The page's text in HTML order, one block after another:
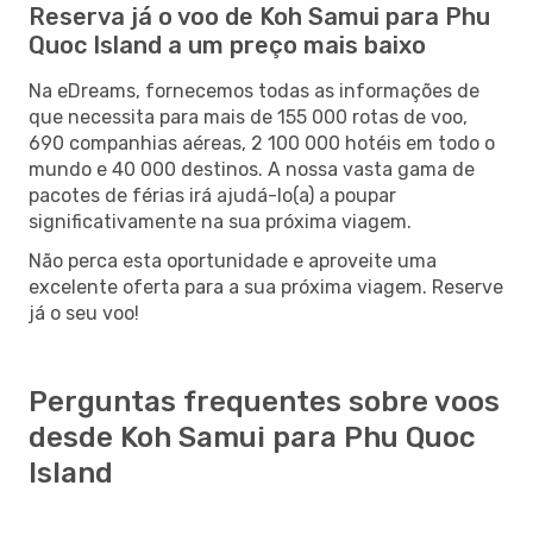
Reserva já o voo de Koh Samui para Phu
Quoc Island a um preço mais baixo
Na eDreams, fornecemos todas as informações de
que necessita para mais de 155 000 rotas de voo,
690 companhias aéreas, 2 100 000 hotéis em todo o
mundo e 40 000 destinos. A nossa vasta gama de
pacotes de férias irá ajudá-lo(a) a poupar
significativamente na sua próxima viagem.
Não perca esta oportunidade e aproveite uma
excelente oferta para a sua próxima viagem. Reserve
já o seu voo!
Perguntas frequentes sobre voos
desde Koh Samui para Phu Quoc
Island